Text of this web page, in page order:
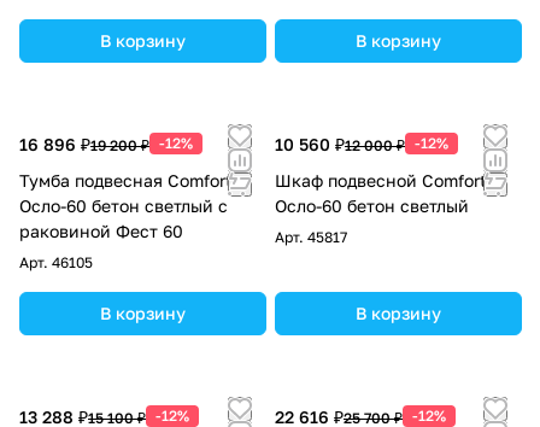
В корзину В корзину
16 896 ₽19 200 ₽ -12%
Тумба подвесная Comforty
Осло-60 бетон светлый с
раковиной Фест 60
Арт. 46105
В корзину
10 560 ₽12 000 ₽ -12%
Шкаф подвесной Comforty
Осло-60 бетон светлый
Арт. 45817
В корзину
13 288 ₽15 100 ₽ -12% 22 616 ₽25 700 ₽ -12%